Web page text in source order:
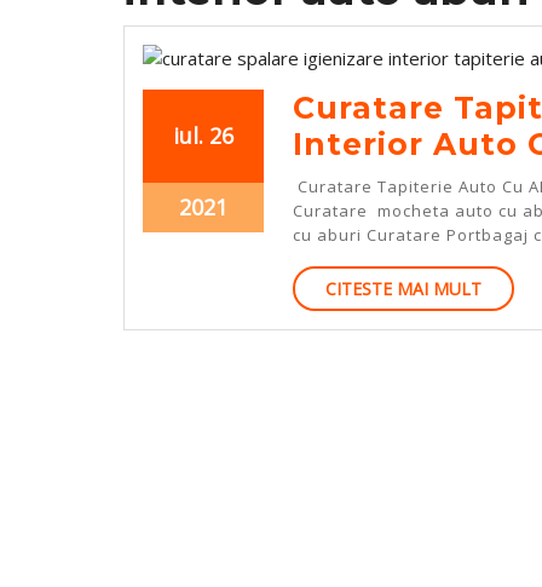
iul.iulie
2021
26iulie
2021
26,
Curatare
Interior Auto
Curatare Tapiterie Auto
Curatare mocheta auto cu
cu aburi Curatare Portbagaj
CITESTE MAI MULT
MAI
MULT